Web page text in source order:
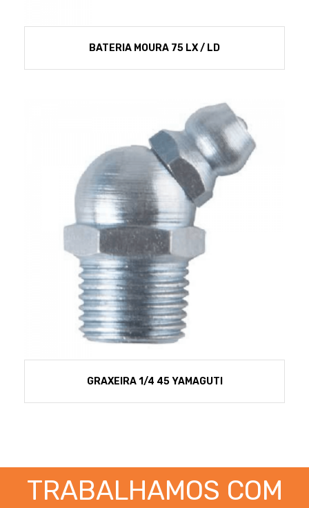
BATERIA MOURA 75 LX / LD
GRAXEIRA 1/4 45 YAMAGUTI
TRABALHAMOS COM